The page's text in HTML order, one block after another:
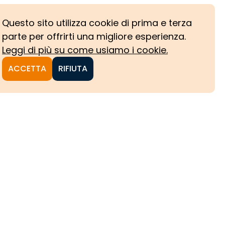
Questo sito utilizza cookie di prima e terza
parte per offrirti una migliore esperienza.
Leggi di più su come usiamo i cookie.
ACCETTA RIFIUTA